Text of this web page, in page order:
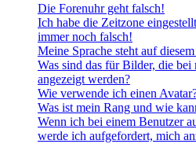
Die Forenuhr geht falsch!
Ich habe die Zeitzone
immer noch falsch!
Meine Sprache steht auf
Was sind das für Bilder, die bei
angezeigt werden?
Wie verwende ich einen
Was ist mein Rang und wie
Wenn ich bei einem Benutzer
werde ich aufgefordert, mich